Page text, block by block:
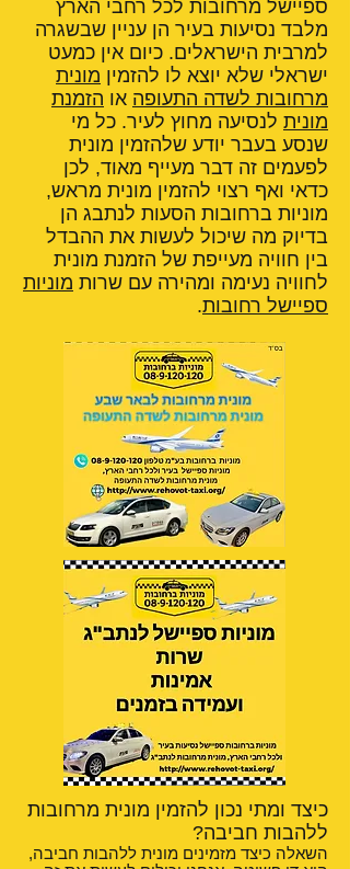
ספיישל מרחובות לכל רחבי הארץ
מלבד נסיעות בעיר הן עניין שבשגרה
למרבית הישראלים. כיום אין כמעט
ישראלי שלא יוצא לו להזמין מונית
מרחובות לשדה התעופה או הזמנת
מונית לנסיעה מחוץ לעיר. כל מי
שנסע בעבר יודע שלהזמין מונית
לפעמים זה דבר מעייף מאוד, לכן
כדאי ואף רצוי להזמין מונית מראש,
מוניות ברחובות הסעות לנתבג הן
בדיוק מה שיכול לעשות את ההבדל
בין חוויה מעייפת של הזמנת מונית
לחוויה נעימה ומהירה עם שרות מוניות
ספיישל רחובות.
כיצד ומתי נכון להזמין מונית מרחובות
ללהבות חביבה?
השאלה כיצד מזמינים מונית ללהבות חביבה,